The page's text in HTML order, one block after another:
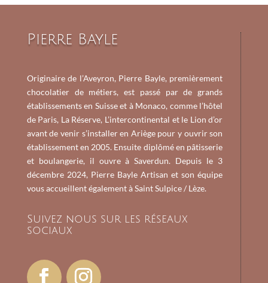
Pierre Bayle
Originaire de l’Aveyron, Pierre Bayle, premièrement
chocolatier de métiers, est passé par de grands
établissements en Suisse et à Monaco, comme l’hôtel
de Paris, La Réserve, L’intercontinental et le Lion d’or
avant de venir s’installer en Ariège pour y ouvrir son
établissement en 2005. Ensuite diplômé en pâtisserie
et boulangerie, il ouvre à Saverdun. Depuis le 3
décembre 2024, Pierre Bayle Artisan et son équipe
vous accueillent également à Saint Sulpice / Lèze.
Suivez nous sur les réseaux
sociaux